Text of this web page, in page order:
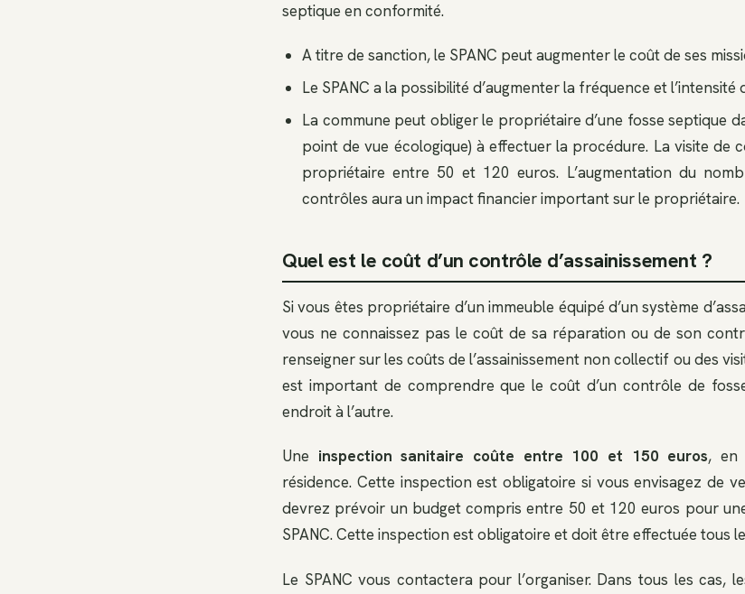
septique en conformité.
A titre de sanction, le SPANC peut augmenter le coût de ses
Le SPANC a la possibilité d’augmenter la fréquence et l’intensité
La commune peut obliger le propriétaire d’une fosse septique
point de vue écologique) à effectuer la procédure. La visite de
propriétaire entre 50 et 120 euros. L’augmentation du
contrôles aura un impact financier important sur le propriétaire.
Quel est le coût d’un contrôle d’assainissement ?
Si vous êtes propriétaire d’un immeuble équipé d’un système
vous ne connaissez pas le coût de sa réparation ou de son
renseigner sur les coûts de l’assainissement non collectif ou des
est important de comprendre que le coût d’un contrôle de
endroit à l’autre.
Une inspection sanitaire coûte entre 100 et 150 euros, en
résidence. Cette inspection est obligatoire si vous envisagez de
devrez prévoir un budget compris entre 50 et 120 euros pour
SPANC. Cette inspection est obligatoire et doit être effectuée tous
Le SPANC vous contactera pour l’organiser. Dans tous les cas,